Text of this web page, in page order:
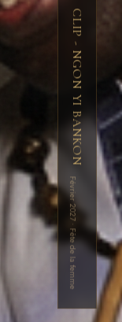
CLIP - NGON YI BANKON
Février 2027 · Fête de la femme